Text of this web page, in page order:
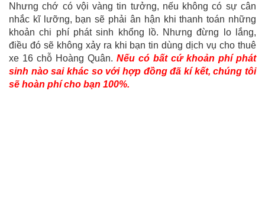
Nhưng chớ có vội vàng tin tưởng, nếu không có sự cân
nhắc kĩ lưỡng, bạn sẽ phải ân hận khi thanh toán những
khoản chi phí phát sinh khổng lồ. Nhưng đừng lo lắng,
điều đó sẽ không xảy ra khi bạn tin dùng dịch vụ cho thuê
xe 16 chỗ Hoàng Quân. Nếu có bất cứ khoản phí phát
sinh nào sai khác so với hợp đồng đã kí kết, chúng tôi
sẽ hoàn phí cho bạn 100%.